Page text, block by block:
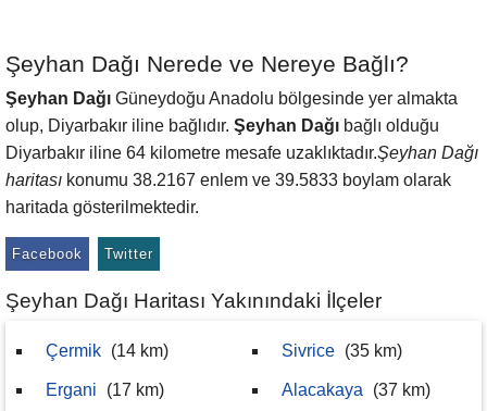
Şeyhan Dağı Nerede ve Nereye Bağlı?
Şeyhan Dağı Güneydoğu Anadolu bölgesinde yer almakta
olup, Diyarbakır iline bağlıdır. Şeyhan Dağı bağlı olduğu
Diyarbakır iline 64 kilometre mesafe uzaklıktadır.Şeyhan Dağı
haritası konumu 38.2167 enlem ve 39.5833 boylam olarak
haritada gösterilmektedir.
Facebook Twitter
Şeyhan Dağı Haritası Yakınındaki İlçeler
Çermik (14 km)
Ergani (17 km)
Sivrice (35 km)
Alacakaya (37 km)